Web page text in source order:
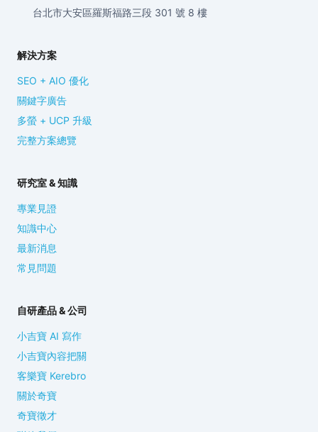
台北市大安區羅斯福路三段 301 號 8 樓
解決方案
SEO + AIO 優化
關鍵字廣告
多螢 + UCP 升級
完整方案總覽
研究室 & 知識
專業見證
知識中心
最新消息
常見問題
自研產品 & 公司
小吉寶 AI 寫作
小吉寶內容把關
客樂寶 Kerebro
關於奇寶
奇寶徵才